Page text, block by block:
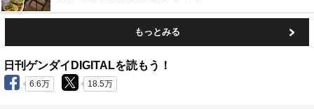
もっとみる
日刊ゲンダイDIGITALを読もう！
6.6万 18.5万